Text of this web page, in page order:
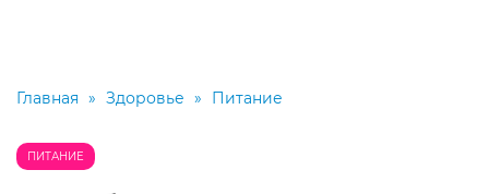
Главная » Здоровье » Питание
ПИТАНИЕ